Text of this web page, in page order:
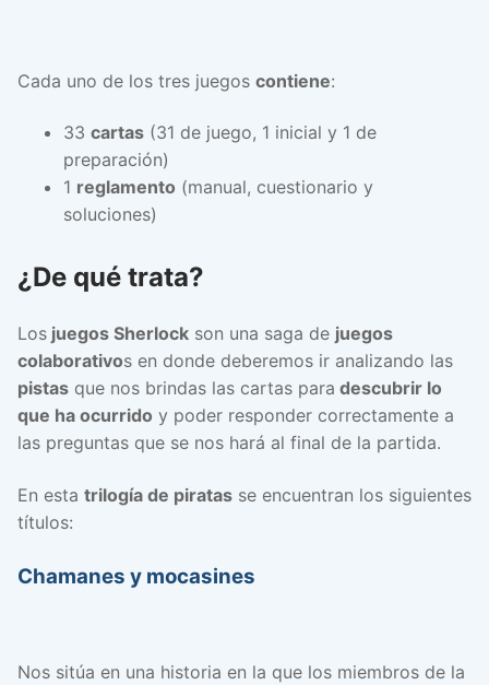
Cada uno de los tres juegos contiene:
33 cartas(31 de juego, 1 inicial y 1 de
preparación)
1 reglamento (manual, cuestionario y
soluciones)
¿De qué trata?
Los juegos Sherlock son una saga de juegos
colaborativos en donde deberemos ir analizando las
pistas que nos brindas las cartas para descubrir lo
que ha ocurrido y poder responder correctamente a
las preguntas que se nos hará al final de la partida.
En esta trilogía de piratas se encuentran los siguientes
títulos:
Chamanes y mocasines
Nos sitúa en una historia en la que los miembros de la